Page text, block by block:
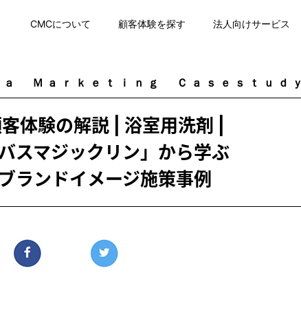
CMCについて 顧客体験を探す 法人向けサービス
Ｍａｒｋｅｔｉｎｇ Ｃａｓｅｓｔｕｄｙ
体験の解説 | 浴室用洗剤 |
バスマジックリン」から学ぶ
ブランドイメージ施策事例